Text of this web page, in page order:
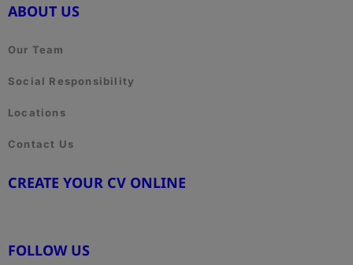
ABOUT US
Our Team
Social Responsibility
Locations
Contact Us
CREATE YOUR CV ONLINE
FOLLOW US